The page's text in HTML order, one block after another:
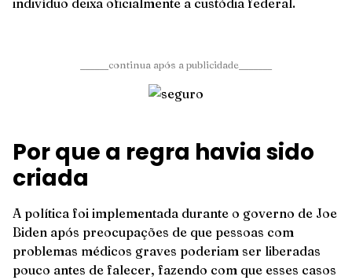
______continua após a publicidade_______
Por que a regra havia sido
criada
A política foi implementada durante o governo de Joe
Biden após preocupações de que pessoas com
problemas médicos graves poderiam ser liberadas
pouco antes de falecer, fazendo com que esses casos